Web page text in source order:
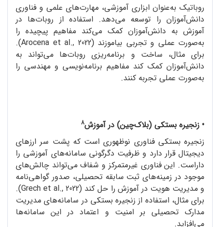
روباتیک به‌عنوان ابزاری آموزشی، مهارت‌های علمی و فناوری
دانش‌آموزان را توسعه می‌دهد. استفاده از روبات‌ها در
آموزش به دانش‌آموزان کمک می‌کند مفاهیم پیچیده را
به‌صورت عملی و تجربی بیاموزند (Arocena et al., 2022).
برای مثال، ساخت و برنامه‌ریزی روبات‌ها می‌تواند به
دانش‌آموزان کمک کند مفاهیم برنامه‌نویسی و مهندسی را
به‌صورت عملی تجربه کنند.
• زنجیره بستکی (بلاک‌چین) در آموزش8
زنجیره بستکی فناوری نوظهوری است که پشت سر ارزهای
دیجیتال قرار دارد و ظرفیت دگرگونی سامانه‌های آموزشی را
داراست. این فناوری غیرمتمرکز و شفاف می‌تواند چالش‌های
موجود در زمینه‌های ثبت سابقه تحصیلی، صدور گواهی‌نامه
و مدیریت هویت در آموزش را حل کند (Grech et al., 2022).
برای مثال، استفاده از زنجیره بستکی در سامانه‌های مدیریت
مدارک تحصیلی بر امنیت و اعتماد در این سامانه‌ها
می‌افزاید.